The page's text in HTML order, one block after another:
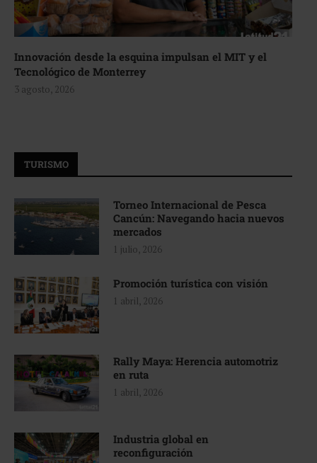
Innovación desde la esquina impulsan el MIT y el
Tecnológico de Monterrey
3 agosto, 2026
TURISMO
Torneo Internacional de Pesca
Cancún: Navegando hacia nuevos
mercados
1 julio, 2026
Promoción turística con visión
1 abril, 2026
Rally Maya: Herencia automotriz
en ruta
1 abril, 2026
Industria global en
reconfiguración